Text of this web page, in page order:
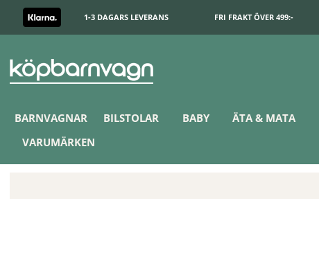
1-3 DAGARS LEVERANS FRI FRAKT ÖVER 499:-
BARNVAGNAR BILSTOLAR BABY ÄTA & MATA
VARUMÄRKEN